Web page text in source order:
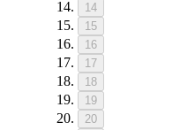
14
15
16
17
18
19
20